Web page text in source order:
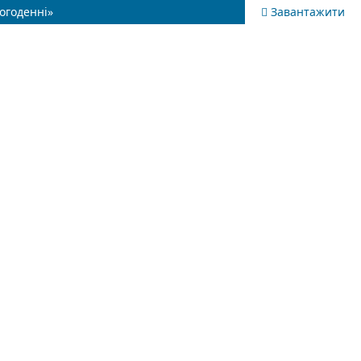
Завантажити